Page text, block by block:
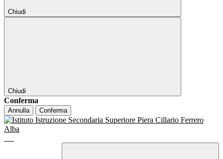
Chiudi
Chiudi
Conferma
Annulla Conferma